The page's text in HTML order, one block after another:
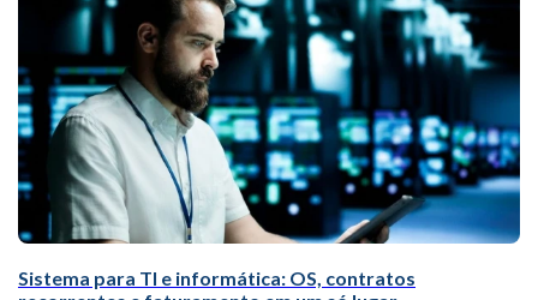
Sistema para TI e informática: OS, contratos